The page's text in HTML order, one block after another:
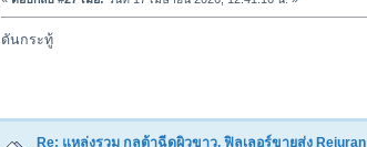
ดันกระทู้
Re: แหล่งรวม กลูต้าฉีดผิวขาว, ฟิลเลอร์ขายส่ง Rejuran